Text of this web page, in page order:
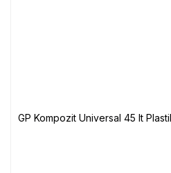
GP Kompozit Universal 45 lt